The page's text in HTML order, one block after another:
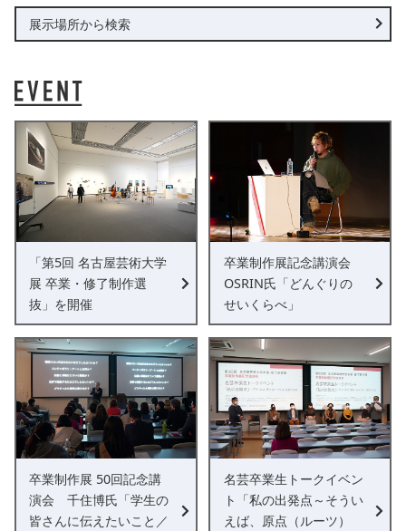
2023.3.7
【EVENT】名古屋芸術大学ローターアクト
クラブが企画、卒業・修了制作展50回記念
2023.2.28
2023.2.27
U棟の作品を公開しました。
2023.2.25
G棟・屋外展示の作品を公開しました。
2023.2.24
X棟の作品を公開しました。
2023.2.23
B棟の作品を公開しました。
2023.2.22
A棟・F棟の作品を公開しました。
2023.2.20
Z棟の作品を公開しました。
2023.2.18
H棟の作品を公開しました。
2023.2.17
K棟の作品を公開しました。
展示場所から検索
「第5回 名古屋芸術大学
展 卒業・修了制作選
抜」を開催
卒業制作展記念講演会
OSRIN氏「どんぐりの
せいくらべ」
卒業制作展 50回記念講
演会 千住博氏「学生の
皆さんに伝えたいこと／
名芸卒業生トークイベン
ト「私の出発点～そうい
えば、原点（ルーツ）